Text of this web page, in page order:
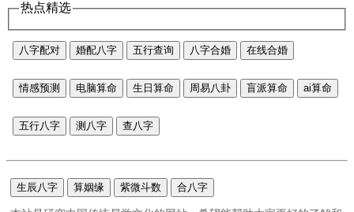
热点精选
八字配对 婚配八字 五行查询 八字合婚 在线合婚
情感预测 电脑算命 生日算命 周易八卦 盲派算命 ai算命
五行八字 测八字 查八字
生辰八字 算姻缘 紫微斗数 合八字